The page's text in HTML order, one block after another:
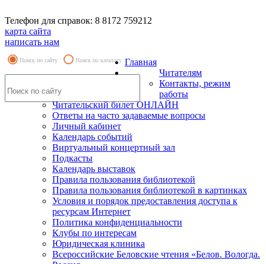
Телефон для справок: 8 8172 759212
карта сайта
написать нам
Поиск по сайту Поиск по каталогу Главная
Читателям
Контакты, режим
работы
Читательский билет ОНЛАЙН
Ответы на часто задаваемые вопросы
Личный кабинет
Календарь событий
Виртуальный концертный зал
Подкасты
Календарь выставок
Правила пользования библиотекой
Правила пользования библиотекой в картинках
Условия и порядок предоставления доступа к
ресурсам Интернет
Политика конфиденциальности
Клубы по интересам
Юридическая клиника
Всероссийские Беловские чтения «Белов. Вологда.